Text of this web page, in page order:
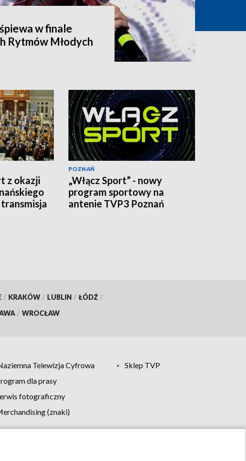
w finale
Rytmów Młodych
z okazji
POZNAŃ
„Włącz Sport” - nowy
program sportowy na
antenie TVP3 Poznań
/ KRAKÓW / LUBLIN / ŁÓDŹ /
/ WROCŁAW
Telewizja Cyfrowa
Sklep TVP
dla prasy
fotograficzny
(znaki)